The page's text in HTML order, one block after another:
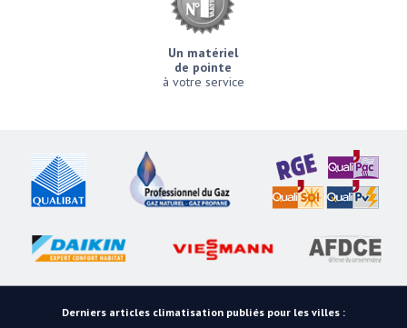
Un matériel
de pointe
à votre service
Derniers articles climatisation publiés pour les villes :